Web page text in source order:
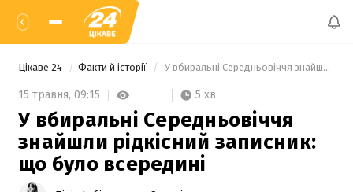
Цікаве 24 Факти й історії У вбиральні Середньовіччя знайшли рідкісний записник: що було всередині
15 травня, 09:15 5 хв
У вбиральні Середньовіччя
знайшли рідкісний записник:
що було всередині